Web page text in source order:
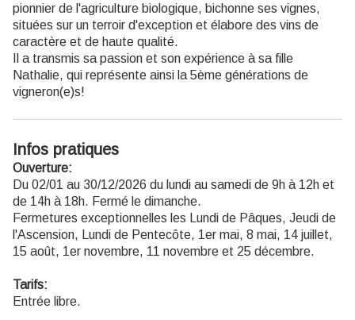
pionnier de l'agriculture biologique, bichonne ses vignes,
situées sur un terroir d'exception et élabore des vins de
caractère et de haute qualité.
Il a transmis sa passion et son expérience à sa fille
Nathalie, qui représente ainsi la 5ème générations de
vigneron(e)s!
Infos pratiques
Ouverture:
Du 02/01 au 30/12/2026 du lundi au samedi de 9h à 12h et
de 14h à 18h. Fermé le dimanche.
Fermetures exceptionnelles les Lundi de Pâques, Jeudi de
l'Ascension, Lundi de Pentecôte, 1er mai, 8 mai, 14 juillet,
15 août, 1er novembre, 11 novembre et 25 décembre.
Tarifs:
Entrée libre.